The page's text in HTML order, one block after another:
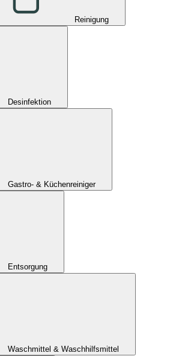
Reinigung
Desinfektion
Gastro- & Küchenreiniger
Entsorgung
Waschmittel & Waschhilfsmittel